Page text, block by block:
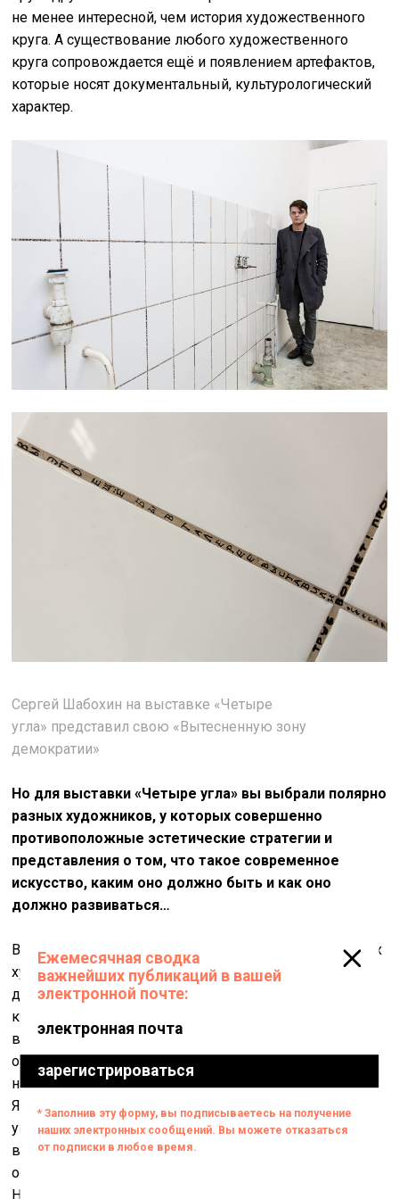
не менее интересной, чем история художественного
круга. А существование любого художественного
круга сопровождается ещё и появлением артефактов,
которые носят документальный, культурологический
характер.
Сергей Шабохин на выставке «Четыре
угла» представил свою «Вытесненную зону
демократии»
Но для выставки «Четыре угла» вы выбрали полярно
разных художников, у которых совершенно
противоположные эстетические стратегии и
представления о том, что такое современное
искусство, каким оно должно быть и как оно
должно развиваться…
В этом случае для меня концептуальные различия этих
художников были важнее их сходства. Форму
деятельности «Люды» можно обозначить как «диалог
культур», это касается не только внешней, но и
внутренней ситуации. Сейчас Беларусь объявила
открытый международный конкурс на создание
национального павильона на венецианской биеннале.
Я подал заявку, написанную на основе «Четырёх
углов». Понятно, что мне, скорее всего, не дадут
возможности сделать эту выставку, но хотелось
обозначить в проектной форме свои соображения.
Название выставки – «Доверие». Идея заключается в